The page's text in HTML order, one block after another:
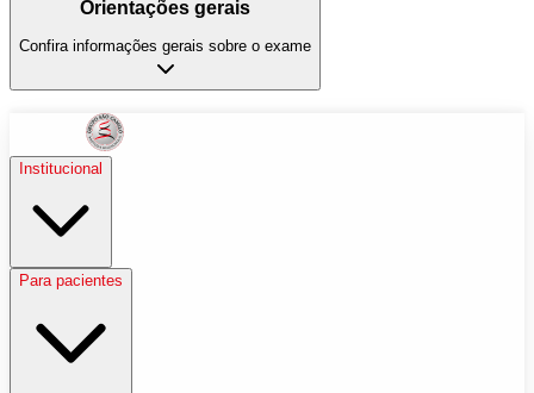
Orientações gerais
Confira informações gerais sobre o exame
Institucional
Para pacientes